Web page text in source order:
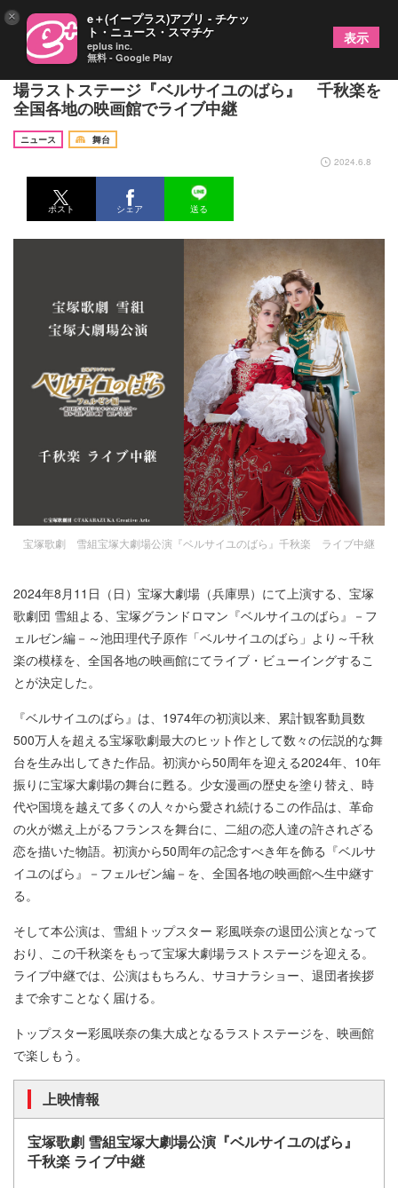
宝塚歌劇団 雪組トップスター 彩風咲奈の宝塚大劇
場ラストステージ『ベルサイユのばら』 千秋楽を
全国各地の映画館でライブ中継
ニュース
舞台
2024.6.8
ポスト シェア 送る
宝塚歌劇 雪組宝塚大劇場公演『ベルサイユのばら』千秋楽 ライブ中継
2024年8月11日（日）宝塚大劇場（兵庫県）にて上演する、宝塚
歌劇団 雪組よる、宝塚グランドロマン『ベルサイユのばら』－フ
ェルゼン編－～池田理代子原作「ベルサイユのばら」より～千秋
楽の模様を、全国各地の映画館にてライブ・ビューイングするこ
とが決定した。
『ベルサイユのばら』は、1974年の初演以来、累計観客動員数
500万人を超える宝塚歌劇最大のヒット作として数々の伝説的な舞
台を生み出してきた作品。初演から50周年を迎える2024年、10年
振りに宝塚大劇場の舞台に甦る。少女漫画の歴史を塗り替え、時
代や国境を越えて多くの人々から愛され続けるこの作品は、革命
の火が燃え上がるフランスを舞台に、二組の恋人達の許されざる
恋を描いた物語。初演から50周年の記念すべき年を飾る『ベルサ
イユのばら』－フェルゼン編－を、全国各地の映画館へ生中継す
る。
そして本公演は、雪組トップスター 彩風咲奈の退団公演となって
おり、この千秋楽をもって宝塚大劇場ラストステージを迎える。
ライブ中継では、公演はもちろん、サヨナラショー、退団者挨拶
まで余すことなく届ける。
トップスター彩風咲奈の集大成となるラストステージを、映画館
で楽しもう。
上映情報
宝塚歌劇 雪組宝塚大劇場公演『ベルサイユのばら』
千秋楽 ライブ中継
× e＋(イープラス)アプリ - チケッ
ト・ニュース・スマチケ
eplus inc.
無料 - Google Play
表示